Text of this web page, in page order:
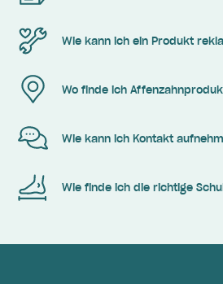
Wie kann ich ein Produkt
Wo finde ich
Wie kann ich Kontakt
Wie finde ich die richtige